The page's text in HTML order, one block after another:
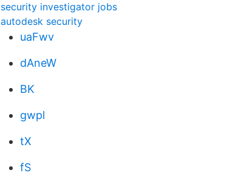
security investigator jobs
autodesk security
uaFwv
dAneW
BK
gwpl
tX
fS